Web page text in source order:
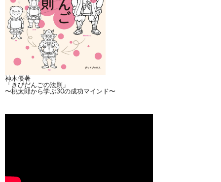
神木優著
「きびだんごの法則」
〜桃太郎から学ぶ30の成功マインド〜